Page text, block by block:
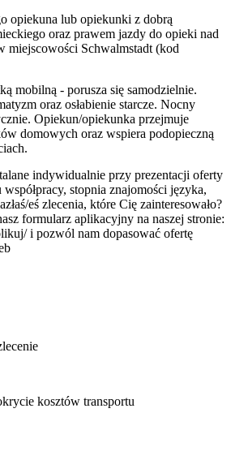
opiekuna lub opiekunki z dobrą
oraz prawem jazdy do opieki nad
miejscowości Schwalmstadt (kod
mobilną - porusza się samodzielnie.
oraz osłabienie starcze. Nocny
Opiekun/opiekunka przejmuje
domowych oraz wspiera podopieczną
indywidualnie przy prezentacji oferty
stopnia znajomości języka,
eś zlecenia, które Cię zainteresowało?
formularz aplikacyjny na naszej stronie:
i pozwól nam dopasować ofertę
kosztów transportu